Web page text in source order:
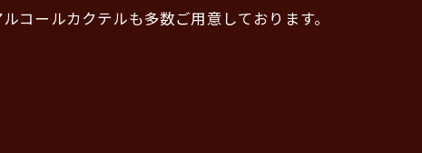
コールカクテルも多数ご用意しております。